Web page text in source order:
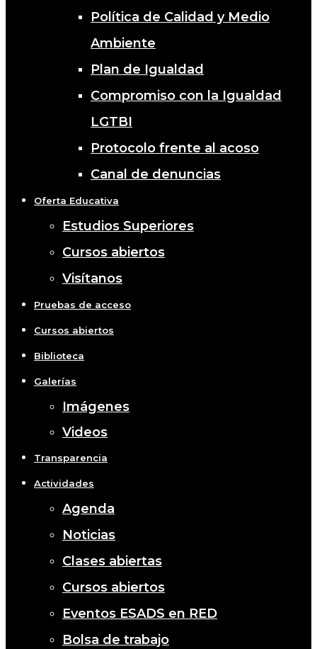
Política de Calidad y Medio
Ambiente
Plan de Igualdad
Compromiso con la Igualdad
LGTBI
Protocolo frente al acoso
Canal de denuncias
Oferta Educativa
Estudios Superiores
Cursos abiertos
Visítanos
Pruebas de acceso
Cursos abiertos
Biblioteca
Galerías
Imágenes
Videos
Transparencia
Actividades
Agenda
Noticias
Clases abiertas
Cursos abiertos
Eventos ESADS en RED
Bolsa de trabajo